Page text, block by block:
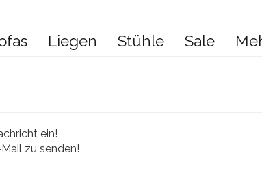
Liegen Stühle Sale
ein!
zu senden!